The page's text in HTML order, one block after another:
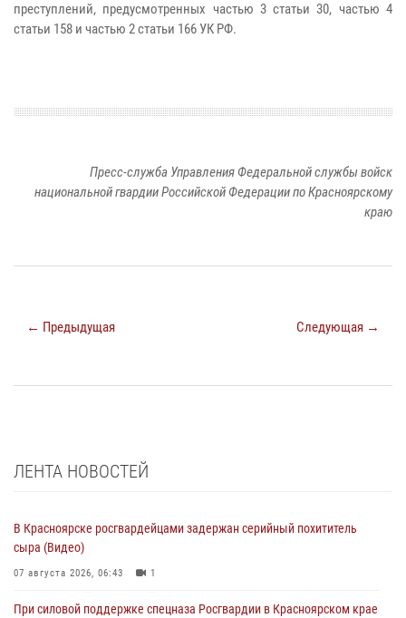
преступлений, предусмотренных частью 3 статьи 30, частью 4
статьи 158 и частью 2 статьи 166 УК РФ.
Пресс-служба Управления Федеральной службы войск
национальной гвардии Российской Федерации по Красноярскому
краю
← Предыдущая Следующая →
ЛЕНТА НОВОСТЕЙ
В Красноярске росгвардейцами задержан серийный похититель
сыра (Видео)
07 августа 2026, 06:43 1
При силовой поддержке спецназа Росгвардии в Красноярском крае